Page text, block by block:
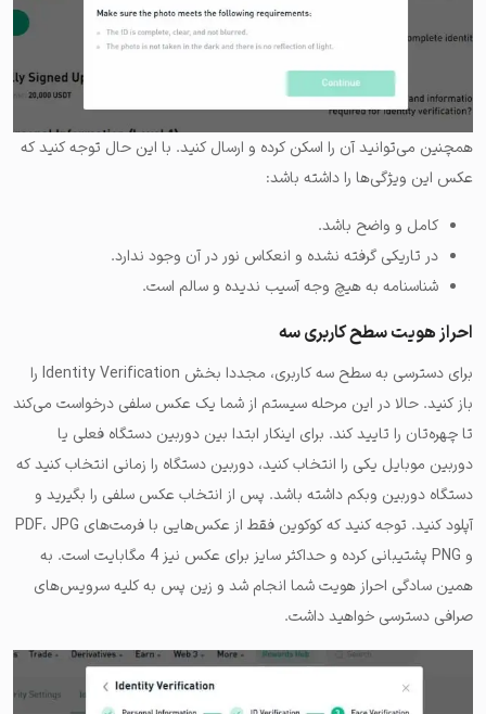
همچنین می‌توانید آن را اسکن کرده و ارسال کنید. با این حال توجه کنید که
عکس این ویژگی‌ها را داشته باشد:
کامل و واضح باشد.
در تاریکی گرفته نشده و انعکاس نور در آن وجود ندارد.
شناسنامه به هیچ وجه آسیب ندیده و سالم است.
احراز هویت سطح کاربری سه
برای دسترسی به سطح سه کاربری، مجددا بخش Identity Verification را
باز کنید. حالا در این مرحله سیستم از شما یک عکس سلفی درخواست می‌کند
تا چهره‌تان را تایید کند. برای اینکار ابتدا بین دوربین دستگاه فعلی یا
دوربین موبایل یکی را انتخاب کنید، دوربین دستگاه را زمانی انتخاب کنید که
دستگاه دوربین وبکم داشته باشد. پس از انتخاب عکس سلفی را بگیرید و
آپلود کنید. توجه کنید که کوکوین فقط از عکس‌هایی با فرمت‌های PDF، JPG
و PNG پشتیبانی کرده و حداکثر سایز برای عکس نیز 4 مگابایت است. به
همین سادگی احراز هویت شما انجام شد و زین پس به کلیه سرویس‌های
صرافی دسترسی خواهید داشت.